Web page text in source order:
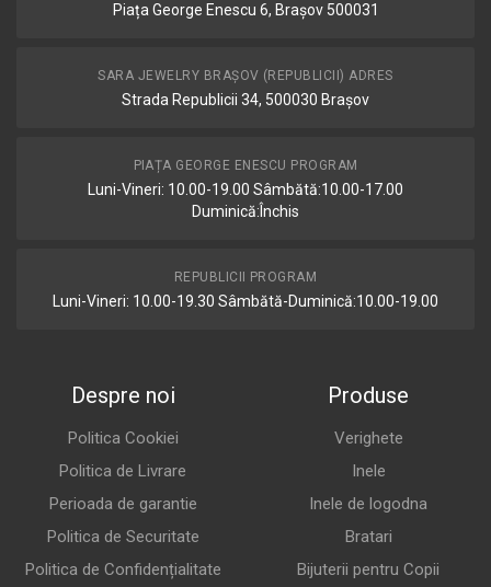
Piața George Enescu 6, Brașov 500031
SARA JEWELRY BRAȘOV (REPUBLICII) ADRES
Strada Republicii 34, 500030 Brașov
PIAȚA GEORGE ENESCU PROGRAM
Luni-Vineri: 10.00-19.00 Sâmbătă:10.00-17.00
Duminică:Închis
REPUBLICII PROGRAM
Luni-Vineri: 10.00-19.30 Sâmbătă-Duminică:10.00-19.00
Despre noi
Politica Cookiei
Politica de Livrare
Perioada de garantie
Politica de Securitate
Politica de Confidențialitate
Produse
Verighete
Inele
Inele de logodna
Bratari
Bijuterii pentru Copii